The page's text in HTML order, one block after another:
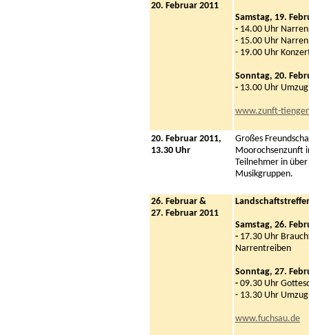
20. Februar 2011
Samstag, 19.
- 14.00 Uhr
- 15.00 Uhr
- 19.00 Uhr
Sonntag, 20.
- 13.00 Uhr Umzug
www.zunft-
20. Februar 2011,
13.30 Uhr
Großes
Moorochsenzunft
Teilnehmer in
Musikgruppen.
26. Februar &
27. Februar 2011
Samstag, 26.
- 17.30 Uhr
Narrentreiben
Sonntag, 27.
- 09.30 Uhr
- 13.30 Uhr Umzug
www.fuchsau.de